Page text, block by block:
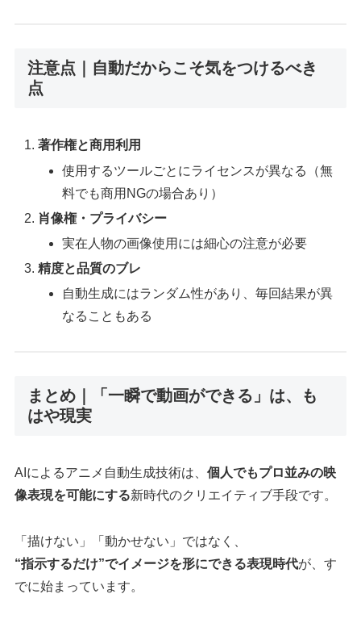
注意点｜自動だからこそ気をつけるべき
点
著作権と商用利用
使用するツールごとにライセンスが異なる（無
料でも商用NGの場合あり）
肖像権・プライバシー
実在人物の画像使用には細心の注意が必要
精度と品質のブレ
自動生成にはランダム性があり、毎回結果が異
なることもある
まとめ｜「一瞬で動画ができる」は、も
はや現実
AIによるアニメ自動生成技術は、個人でもプロ並みの映
像表現を可能にする新時代のクリエイティブ手段です。
「描けない」「動かせない」ではなく、
“指示するだけ”でイメージを形にできる表現時代が、す
でに始まっています。